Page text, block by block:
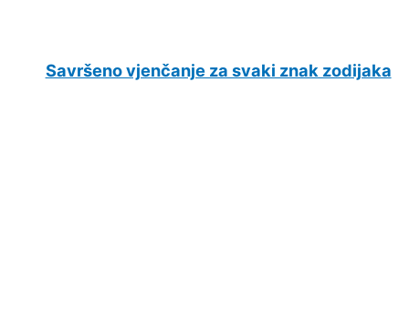
Savršeno vjenčanje za svaki znak zodijaka